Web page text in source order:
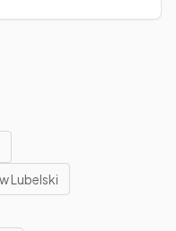
Lubelski